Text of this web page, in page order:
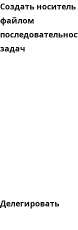
Создать носитель
файлом
задач
Делегировать